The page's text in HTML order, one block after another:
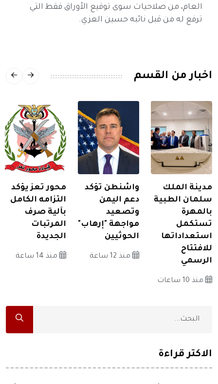
العام، من صلاحيات سوى توقيع الأوراق فقط التي
ترفع له من قبل نائبه حسين العزي.
اخبار من القسم
مدينة الملك
سلمان الطبية
بالمهرة
تستكمل
استعداداتها
للافتتاح
الرسمي
منذ 10 ساعات
واشنطن تؤكد
دعم اليمن
وتصعيد
مواجهة "إرهاب"
الحوثيين
منذ 12 ساعة
محور تعز يؤكد
التزامه الكامل
بآلية صرف
المرتبات
الجديدة
منذ 14 ساعة
الاكثر قراءة